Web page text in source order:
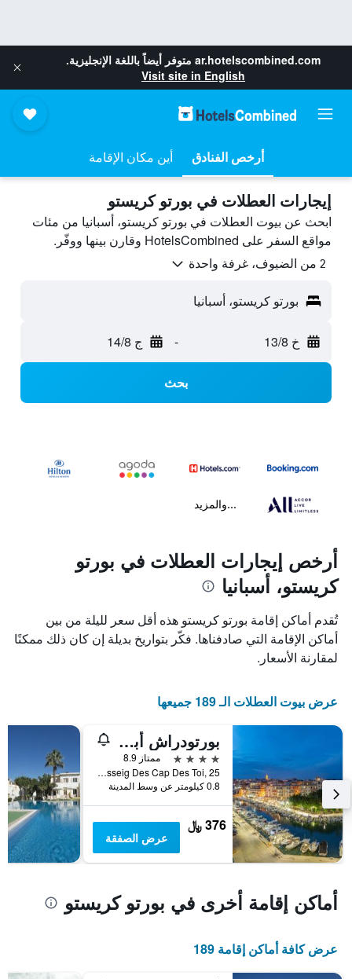
ar.hotelscombined.com متوفر أيضاً باللغة الإنجليزية.
Visit site in English
أرخص الفنادق أين مكان الإقامة
إيجارات العطلات في بورتو كريستو
ابحث عن بيوت العطلات في بورتو كريستو، أسبانيا من مئات
مواقع السفر على HotelsCombined وقارن بينها ووفّر.
2 من الضيوف، غرفة واحدة
بورتو كريستو، أسبانيا
خ 13/8 - ج 14/8
بحث
...والمزيد
أرخص إيجارات العطلات في بورتو
كريستو، أسبانيا
تُقدم أماكن إقامة بورتو كريستو هذه أقل سعر لليلة من بين
أماكن الإقامة التي صادفناها. فكّر بتواريخ بديلة إن كان ذلك ممكنًا
لمقارنة الأسعار.
عرض بيوت العطلات الـ 189 جميعها
بورتودراش أبارت هوتل آند سويتس
4 نجوم
ممتاز 8.9
Passeig Des Cap Des Toi, 25, بورتو كريستو, مالوركا, أسبانيا
0.8 كيلومتر عن وسط المدينة
376 ﷼
عرض الصفقة
أماكن إقامة أخرى في بورتو كريستو
عرض كافة أماكن إقامة 189